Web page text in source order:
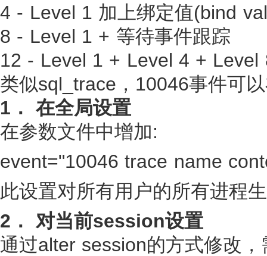
4 - Level 1 加上绑定值(bind
8 - Level 1 + 等待事件跟踪
12 - Level 1 + Level 4 + Level
类似sql_trace，10046事件可
1． 在全局设置
在参数文件中增加:
event="10046 trace name
此设置对所有用户的所有进程
2． 对当前session设置
通过alter session的方式修改